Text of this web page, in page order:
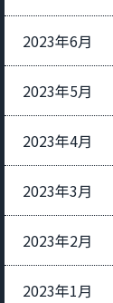
2023年6月
2023年5月
2023年4月
2023年3月
2023年2月
2023年1月